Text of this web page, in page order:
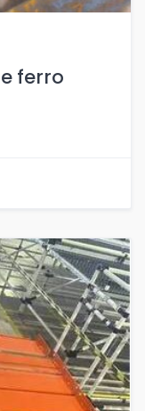
ferro